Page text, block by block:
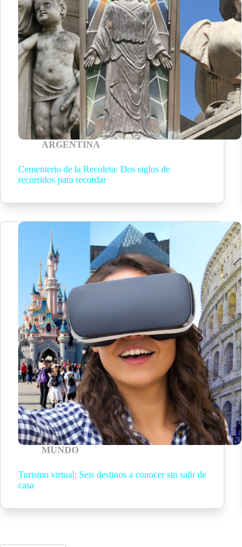
ARGENTINA
Cementerio de la Recoleta: Dos siglos de
recorridos para recordar
MUNDO
Turismo virtual: Seis destinos a conocer sin salir de
casa